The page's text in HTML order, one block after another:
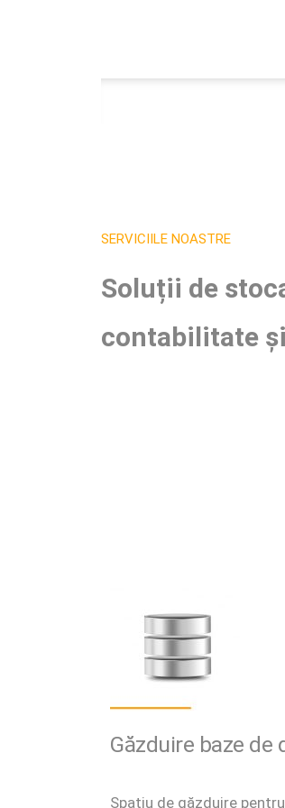
SERVICIILE NOASTRE
Soluții de
contabilitate
Găzduire baze de
Spațiu de găzduire